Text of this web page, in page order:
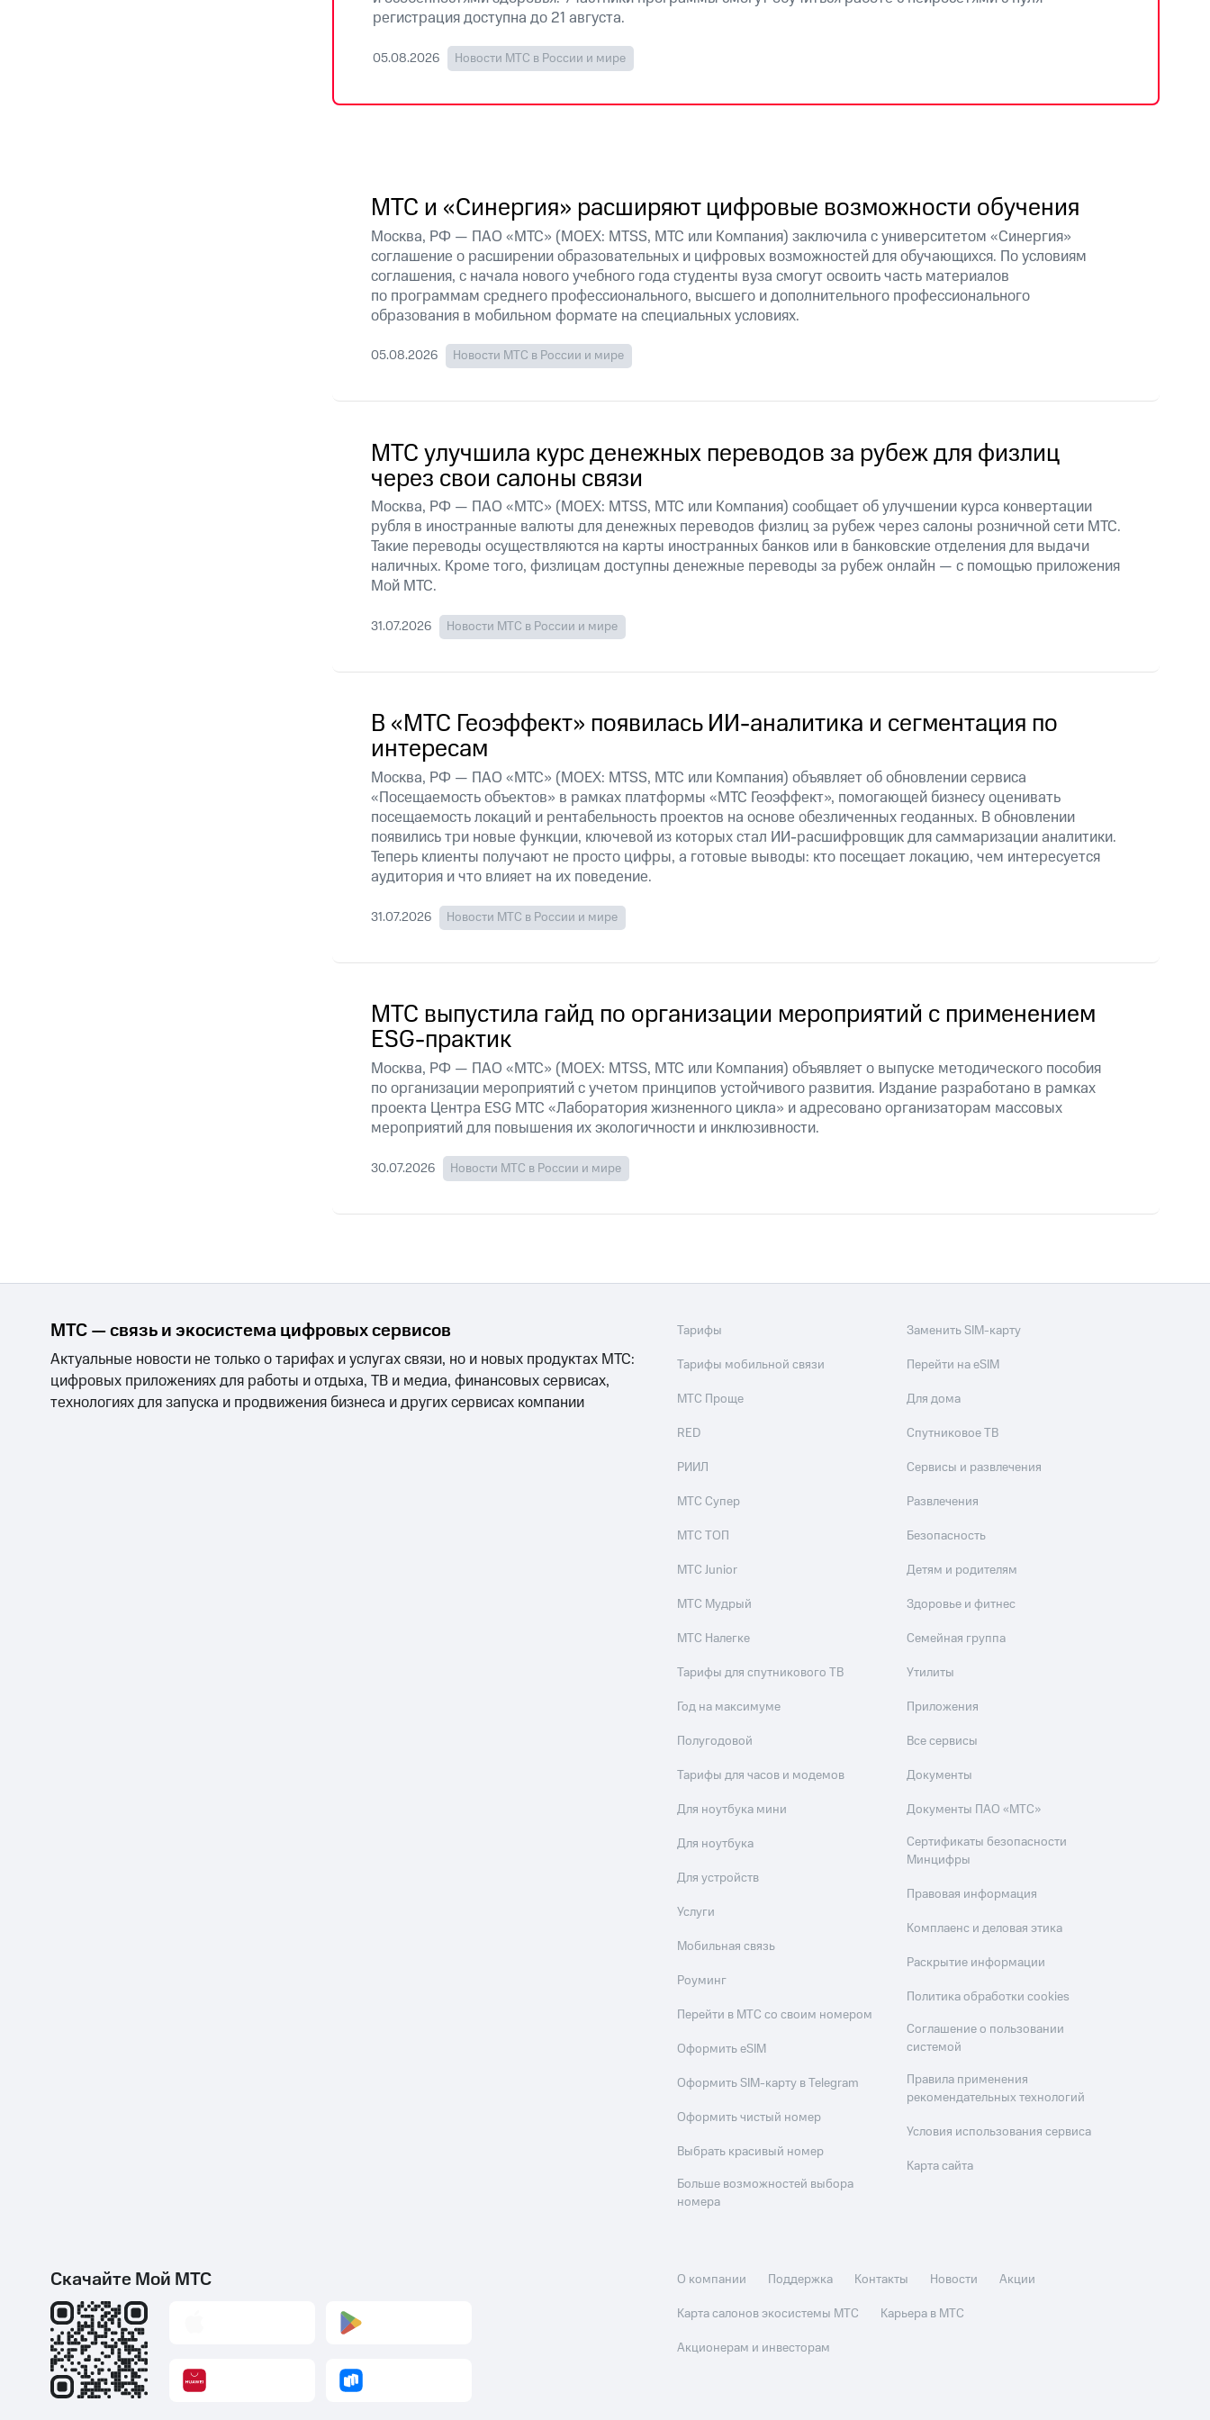
регистрация доступна до 21 августа.
05.08.2026 Новости МТС в России и мире
МТС и «Синергия» расширяют цифровые возможности обучения
Москва, РФ — ПАО «МТС» (MOEX: MTSS, МТС или Компания) заключила с университетом «Синергия»
соглашение о расширении образовательных и цифровых возможностей для обучающихся. По условиям
соглашения, с начала нового учебного года студенты вуза смогут освоить часть материалов
по программам среднего профессионального, высшего и дополнительного профессионального
образования в мобильном формате на специальных условиях.
05.08.2026 Новости МТС в России и мире
МТС улучшила курс денежных переводов за рубеж для физлиц
через свои салоны связи
Москва, РФ — ПАО «МТС» (MOEX: MTSS, МТС или Компания) сообщает об улучшении курса конвертации
рубля в иностранные валюты для денежных переводов физлиц за рубеж через салоны розничной сети МТС.
Такие переводы осуществляются на карты иностранных банков или в банковские отделения для выдачи
наличных. Кроме того, физлицам доступны денежные переводы за рубеж онлайн — с помощью приложения
Мой МТС.
31.07.2026 Новости МТС в России и мире
В «МТС Геоэффект» появилась ИИ-аналитика и сегментация по
интересам
Москва, РФ — ПАО «МТС» (MOEX: MTSS, МТС или Компания) объявляет об обновлении сервиса
«Посещаемость объектов» в рамках платформы «МТС Геоэффект», помогающей бизнесу оценивать
посещаемость локаций и рентабельность проектов на основе обезличенных геоданных. В обновлении
появились три новые функции, ключевой из которых стал ИИ-расшифровщик для саммаризации аналитики.
Теперь клиенты получают не просто цифры, а готовые выводы: кто посещает локацию, чем интересуется
аудитория и что влияет на их поведение.
31.07.2026 Новости МТС в России и мире
МТС выпустила гайд по организации мероприятий с применением
ESG-практик
Москва, РФ — ПАО «МТС» (MOEX: MTSS, МТС или Компания) объявляет о выпуске методического пособия
по организации мероприятий с учетом принципов устойчивого развития. Издание разработано в рамках
проекта Центра ESG МТС «Лаборатория жизненного цикла» и адресовано организаторам массовых
мероприятий для повышения их экологичности и инклюзивности.
30.07.2026 Новости МТС в России и мире
МТС — связь и экосистема цифровых сервисов
Актуальные новости не только о тарифах и услугах связи, но и новых продуктах МТС:
цифровых приложениях для работы и отдыха, ТВ и медиа, финансовых сервисах,
технологиях для запуска и продвижения бизнеса и других сервисах компании
Тарифы
Тарифы мобильной связи
МТС Проще
RED
РИИЛ
МТС Супер
МТС ТОП
МТС Junior
МТС Мудрый
МТС Налегке
Тарифы для спутникового ТВ
Год на максимуме
Полугодовой
Тарифы для часов и модемов
Для ноутбука мини
Для ноутбука
Для устройств
Услуги
Мобильная связь
Роуминг
Перейти в МТС со своим номером
Оформить eSIM
Оформить SIM-карту в Telegram
Оформить чистый номер
Выбрать красивый номер
Больше возможностей выбора
номера
Заменить SIM-карту
Перейти на eSIM
Для дома
Спутниковое ТВ
Сервисы и развлечения
Развлечения
Безопасность
Детям и родителям
Здоровье и фитнес
Семейная группа
Утилиты
Приложения
Все сервисы
Документы
Документы ПАО «МТС»
Сертификаты безопасности
Минцифры
Правовая информация
Комплаенс и деловая этика
Раскрытие информации
Политика обработки cookies
Соглашение о пользовании
системой
Правила применения
рекомендательных технологий
Условия использования сервиса
Карта сайта
Скачайте Мой МТС О компании Поддержка Контакты Новости
Акции
Карта салонов экосистемы МТС
Карьера в МТС
Акционерам и инвесторам